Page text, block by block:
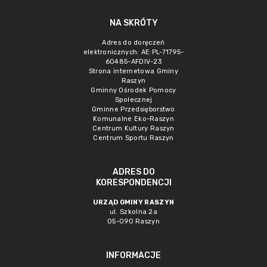
NA SKRÓTY
Adres do doręczeń
elektronicznych: AE:PL-71795-
60485-AFDIV-23
Strona internetowa Gminy
Raszyn
Gminny Ośrodek Pomocy
Społecznej
Gminne Przedsięborstwo
Komunalne Eko-Raszyn
Centrum Kultury Raszyn
Centrum Sportu Raszyn
ADRES DO
KORESPONDENCJI
URZĄD GMINY RASZYN
ul. Szkolna 2a
05-090 Raszyn
INFORMACJE